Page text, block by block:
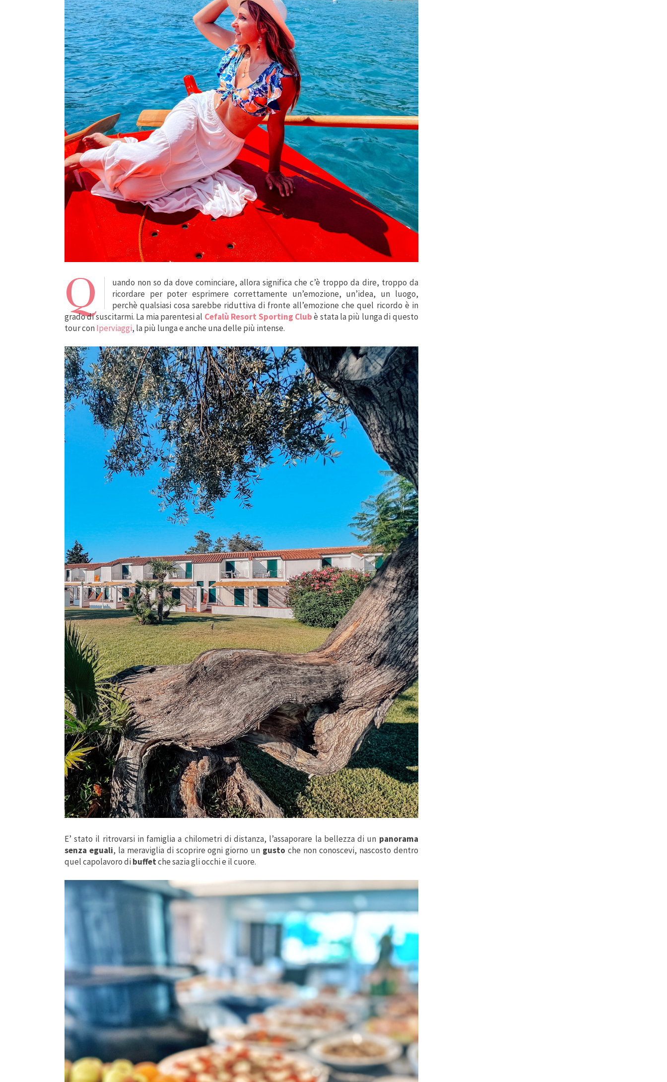
Q
uando non so da dove cominciare, allora significa che c’è troppo da dire, troppo da
ricordare per poter esprimere correttamente un’emozione, un’idea, un luogo,
perchè qualsiasi cosa sarebbe riduttiva di fronte all’emozione che quel ricordo è in
grado di suscitarmi. La mia parentesi al Cefalù Resort Sporting Clubè stata la più lunga di questo
tour conIperviaggi, la più lunga e anche una delle più intense.
E’ stato il ritrovarsi in famiglia a chilometri di distanza, l’assaporare la bellezza di un panorama
senza eguali, la meraviglia di scoprire ogni giorno un gusto che non conoscevi, nascosto dentro
quel capolavoro dibuffetche sazia gli occhi e il cuore.